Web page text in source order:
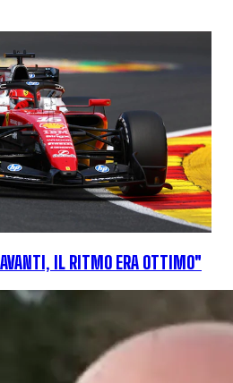
IL RITMO ERA OTTIMO"